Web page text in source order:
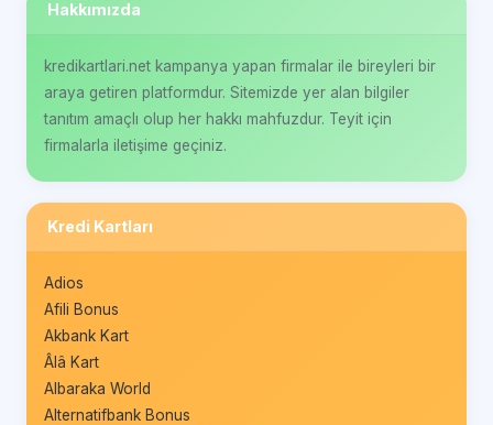
Hakkımızda
kredikartlari.net kampanya yapan firmalar ile bireyleri bir
araya getiren platformdur. Sitemizde yer alan bilgiler
tanıtım amaçlı olup her hakkı mahfuzdur. Teyit için
firmalarla iletişime geçiniz.
Kredi Kartları
Adios
Afili Bonus
Akbank Kart
Âlâ Kart
Albaraka World
Alternatifbank Bonus